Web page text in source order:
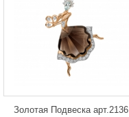
Золотая Подвеска арт.2136